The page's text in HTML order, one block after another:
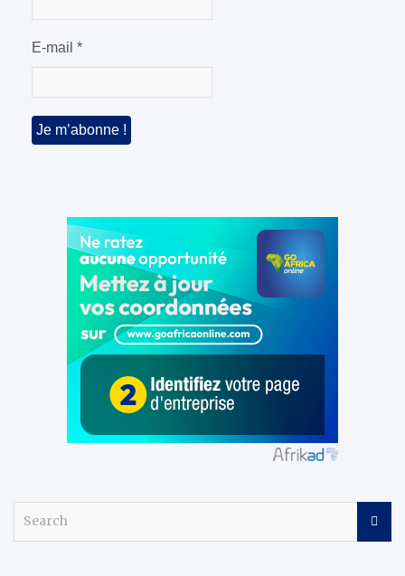
E-mail *